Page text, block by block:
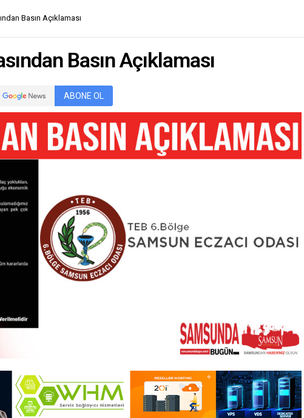
Basın Açıklaması
Basın Açıklaması
ABONE OL